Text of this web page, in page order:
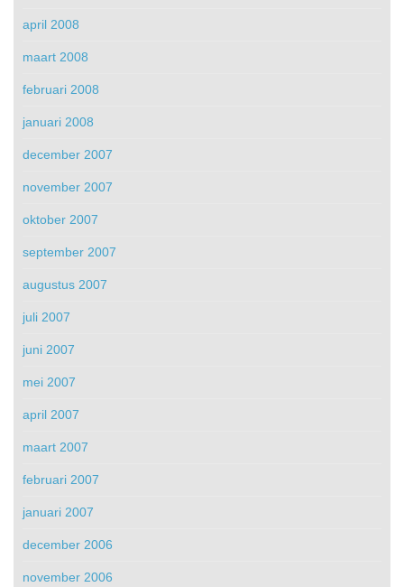
april 2008
maart 2008
februari 2008
januari 2008
december 2007
november 2007
oktober 2007
september 2007
augustus 2007
juli 2007
juni 2007
mei 2007
april 2007
maart 2007
februari 2007
januari 2007
december 2006
november 2006